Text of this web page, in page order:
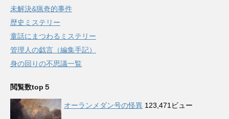
未解決&猟奇的事件
歴史ミステリー
童話にまつわるミステリー
管理人の戯言（編集手記）
身の回りの不思議一覧
閲覧数top５
オーランメダン号の怪異 123,471ビュー